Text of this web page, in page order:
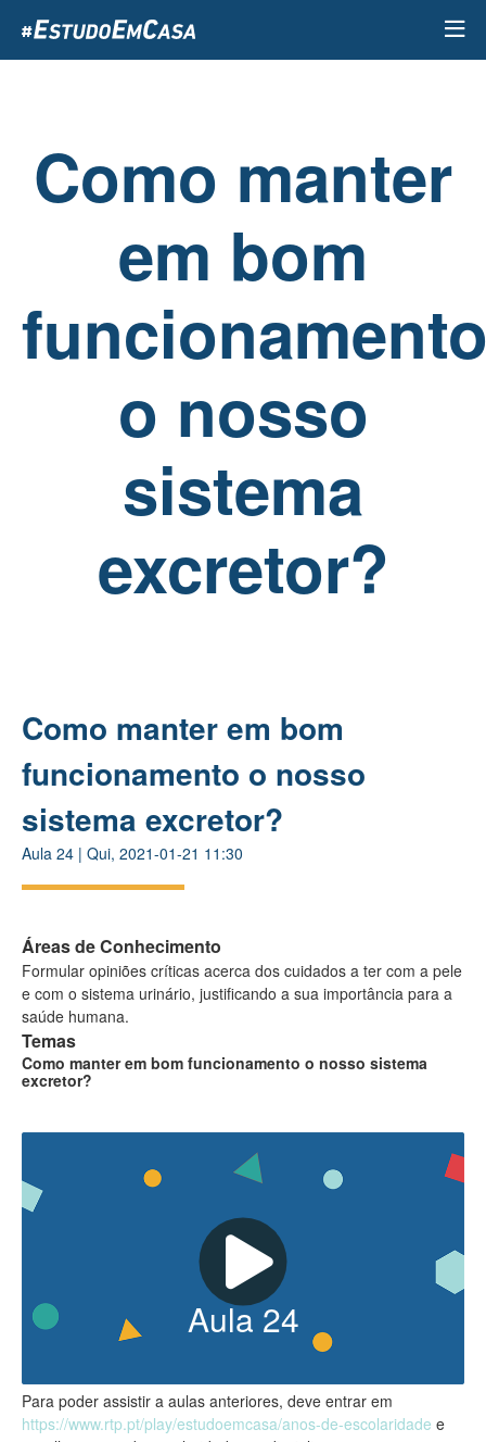
para
o
Como manter
em bom
o nosso
sistema
excretor?
Como manter em bom
funcionamento o nosso
sistema excretor?
Aula 24 | Qui, 2021-01-21 11:30
Áreas de Conhecimento
Formular opiniões críticas acerca dos cuidados a ter com a pele
e com o sistema urinário, justificando a sua importância para a
saúde humana.
Temas
Como manter em bom funcionamento o nosso sistema
excretor?
Aula24
Para poder assistir a aulas anteriores, deve entrar em
https://www.rtp.pt/play/estudoemcasa/anos-de-escolaridade e